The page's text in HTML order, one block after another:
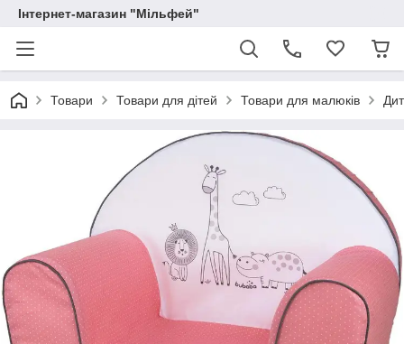
Інтернет-магазин "Мільфей"
Товари Товари для дітей Товари для малюків